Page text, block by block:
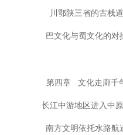
川鄂陕三省的古栈
巴文化与蜀文化的对
第四章 文化走廊千
长江中游地区进入中
南方文明依托水路航